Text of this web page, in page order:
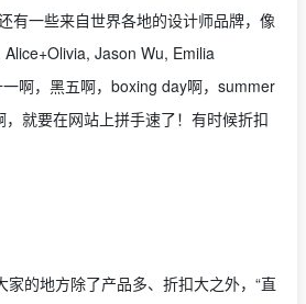
有一些来自世界各地的设计师品牌，像
Jason Wu, Emilia
啊，黑五啊，boxing day啊，summer
就要在网站上拼手速了！有时候折扣
的地方除了产品多、折扣大之外，“直